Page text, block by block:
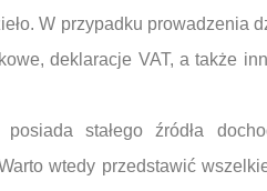
W przypadku prowadzenia
deklaracje VAT, a także
stałego źródła
wtedy przedstawić